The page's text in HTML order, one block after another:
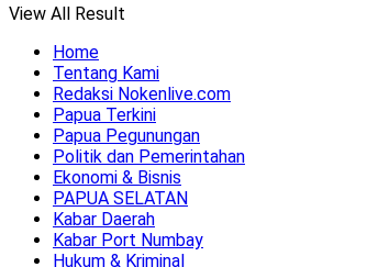
View All Result
Home
Tentang Kami
Redaksi Nokenlive.com
Papua Terkini
Papua Pegunungan
Politik dan Pemerintahan
Ekonomi & Bisnis
PAPUA SELATAN
Kabar Daerah
Kabar Port Numbay
Hukum & Kriminal